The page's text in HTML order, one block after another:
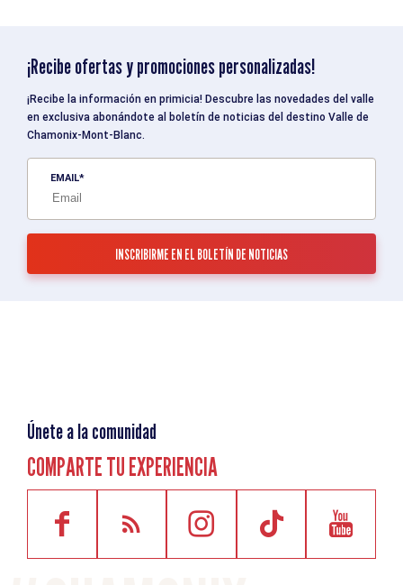
¡Recibe ofertas y promociones personalizadas!
¡Recibe la información en primicia! Descubre las novedades del valle
en exclusiva abonándote al boletín de noticias del destino Valle de
Chamonix-Mont-Blanc.
EMAIL
Únete a la comunidad
COMPARTE TU EXPERIENCIA